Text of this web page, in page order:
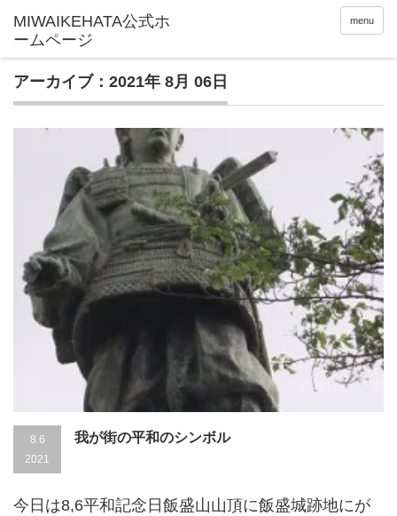
menu
アーカイブ：2021年 8月 06日
8.6
2021
我が街の平和のシンボル
今日は8,6平和記念日飯盛山山頂に飯盛城跡地にが